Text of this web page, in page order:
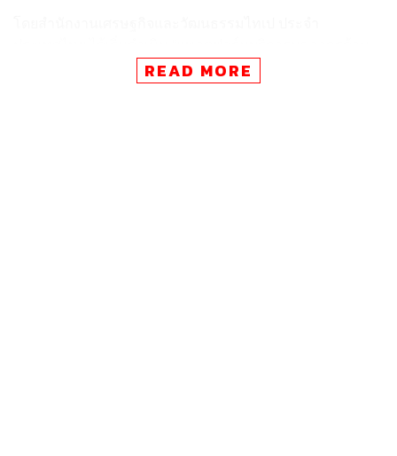
เทคโนโลยี ไต้หวัน-ไทย” (Taiwan-Thailand Tech Talent
Service Platform) ตั้งแต่ช่วงปลายปี 2025 และในไตรมาส 1
READ MORE